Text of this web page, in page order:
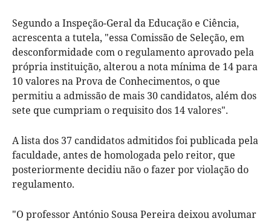
Segundo a Inspeção-Geral da Educação e Ciência,
acrescenta a tutela, "essa Comissão de Seleção, em
desconformidade com o regulamento aprovado pela
própria instituição, alterou a nota mínima de 14 para
10 valores na Prova de Conhecimentos, o que
permitiu a admissão de mais 30 candidatos, além dos
sete que cumpriam o requisito dos 14 valores".
A lista dos 37 candidatos admitidos foi publicada pela
faculdade, antes de homologada pelo reitor, que
posteriormente decidiu não o fazer por violação do
regulamento.
"O professor António Sousa Pereira deixou avolumar